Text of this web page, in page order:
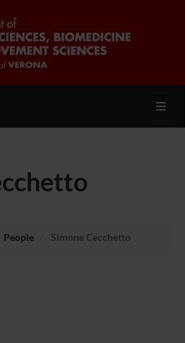
People Simone Cecchetto